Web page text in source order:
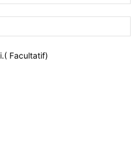
Facultatif)